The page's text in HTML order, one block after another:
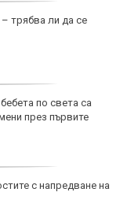
трябва ли да се
по света са
през първите
с напредване на